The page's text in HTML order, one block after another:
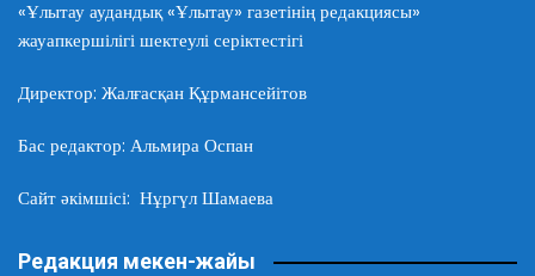
«Ұлытау аудандық «Ұлытау» газетінің редакциясы»
жауапкершілігі шектеулі серіктестігі
Директор: Жалғасқан Құрмансейітов
Бас редактор: Альмира Оспан
Сайт әкімшісі: Нұргүл Шамаева
Редакция мекен-жайы